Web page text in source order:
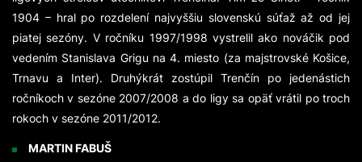
1904 – hral po rozdelení najvyššiu slovenskú súťaž až od jej
piatej sezóny. V ročníku 1997/1998 vystrelil ako nováčik pod
vedením Stanislava Grigu na 4. miesto (za majstrovské Košice,
Trnavu a Inter). Druhýkrát zostúpil Trenčín po jedenástich
ročníkoch v sezóne 2007/2008 a do ligy sa opäť vrátil po troch
rokoch v sezóne 2011/2012.
MARTIN FABUŠ